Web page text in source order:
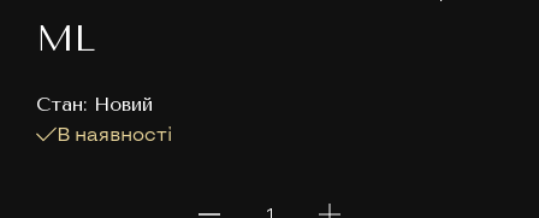
ML
Cтан: Новий
В наявності